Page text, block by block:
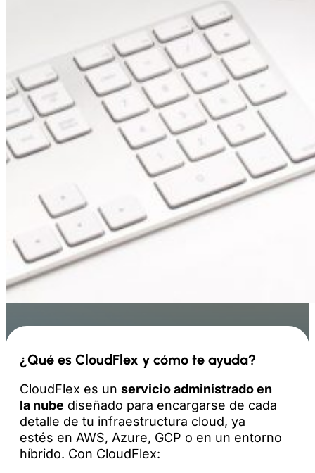
¿Qué es CloudFlex y cómo te ayuda?
CloudFlex es un servicio administrado en
la nube diseñado para encargarse de cada
detalle de tu infraestructura cloud, ya
estés en AWS, Azure, GCP o en un entorno
híbrido. Con CloudFlex: